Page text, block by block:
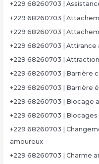
+229 68260703 |
+229 68260703 |
+229 68260703 |
+229 68260703 |
+229 68260703 |
+229 68260703 | Barrière
+229 68260703 | Barrière
+229 68260703 | Blocage
+229 68260703 | Blocages
+229 68260703 |
amoureux
+229 68260703 | Charme